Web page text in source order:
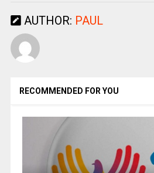
AUTHOR: PAUL
RECOMMENDED FOR YOU